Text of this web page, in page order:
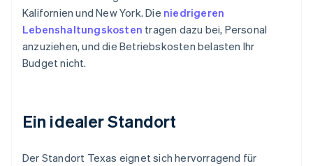
Kalifornien und New York. Die niedrigeren
Lebenshaltungskosten tragen dazu bei, Personal
anzuziehen, und die Betriebskosten belasten Ihr
Budget nicht.
Ein idealer Standort
Der Standort Texas eignet sich hervorragend für